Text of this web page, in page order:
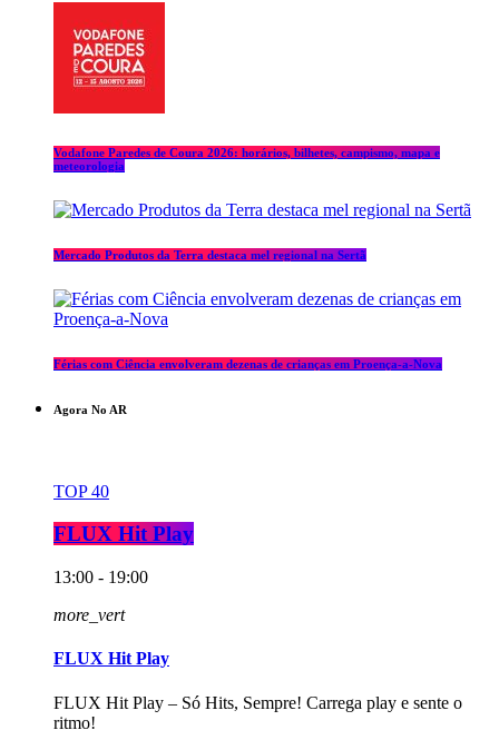
Vodafone Paredes de Coura 2026: horários, bilhetes, campismo, mapa e
meteorologia
Mercado Produtos da Terra destaca mel regional na Sertã
Férias com Ciência envolveram dezenas de crianças em Proença-a-Nova
Agora No AR
TOP 40
FLUX Hit Play
13:00 - 19:00
more_vert
FLUX Hit Play
FLUX Hit Play – Só Hits, Sempre! Carrega play e sente o
ritmo!